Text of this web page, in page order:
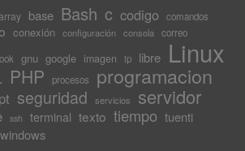
base Bash c codigo
comandos
conexión configuración consola correo
gnu google imagen ip libre Linux
PHP procesos programacion
seguridad servicios servidor
ssh terminal texto tiempo tuenti
windows